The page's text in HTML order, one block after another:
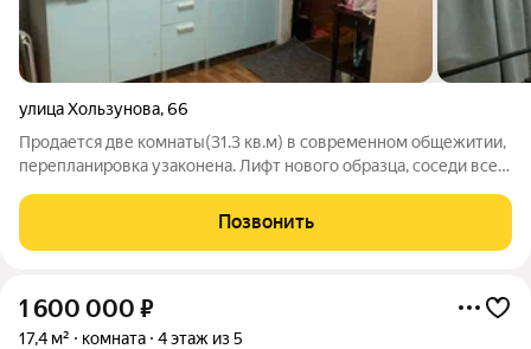
улица Хользунова,66
Продается две комнаты(31.3 кв.м) в современном общежитии,
перепланировка узаконена. Лифт нового образца, соседи все
развитой инфраструктурой. Одна остановка до Памятника
Славы, отличный
Позвонить
1 600 000 ₽
17,4 м² комната 4 этаж из 5